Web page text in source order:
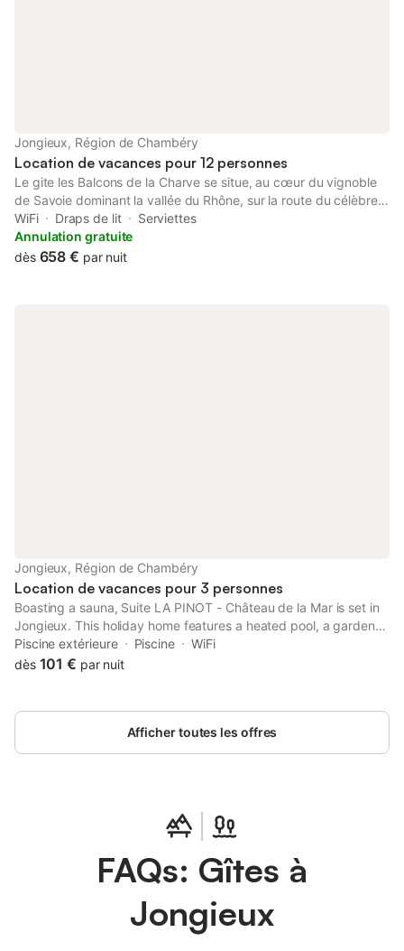
Jongieux, Région de Chambéry
Location de vacances pour 12 personnes
Le gite les Balcons de la Charve se situe, au cœur du vignoble
de Savoie dominant la vallée du Rhône, sur la route du célèbre
GR9 et à proximité des lacs de Saint Jean de Chevelu. La
maison en ossature bois comprend 4 belles et spacieuses
chambres dotées chacune d'une salle de bain et d'un WC ainsi
WiFi Draps de lit
Serviettes
Annulation gratuite
dès 658 € par nuit
Jongieux, Région de Chambéry
Location de vacances pour 3 personnes
Boasting a sauna, Suite LA PINOT - Château de la Mar is set in
Jongieux. This holiday home features a heated pool, a garden
and free private parking. Offering free WiFi throughout the
property, the non-smoking holiday home has a sauna.
Piscine extérieure Piscine
WiFi
dès 101 € par nuit
Afficher toutes les offres
FAQs: Gîtes à
Jongieux